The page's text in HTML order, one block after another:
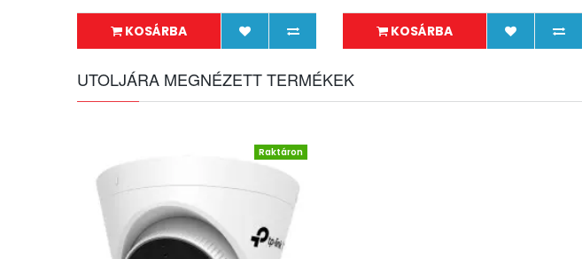
KOSÁRBA KOSÁRBA
UTOLJÁRA MEGNÉZETT TERMÉKEK
Raktáron